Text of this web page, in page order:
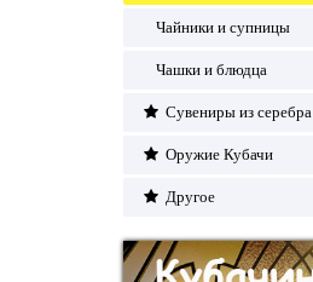
Чайники и супницы
Чашки и блюдца
Сувениры из серебра
Оружие Кубачи
Другое